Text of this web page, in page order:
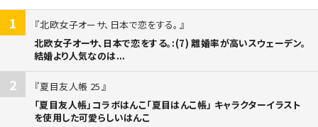
1
北欧女子オーサ、日本で恋をする。
北欧女子オーサ、日本で恋をする。:(7) 離婚率が高いスウェーデン。
結婚より人気なのは...
2
夏目友人帳 25
「夏目友人帳」コラボはんこ「夏目はんこ帳」 キャラクターイラスト
を使用した可愛らしいはんこ